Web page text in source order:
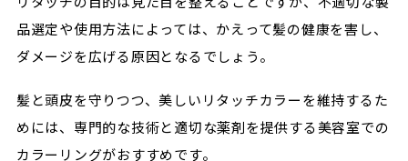
品選定や使用方法によっては、かえって髪の健康を害し、
ダメージを広げる原因となるでしょう。
髪と頭皮を守りつつ、美しいリタッチカラーを維持するた
めには、専門的な技術と適切な薬剤を提供する美容室での
カラーリングがおすすめです。